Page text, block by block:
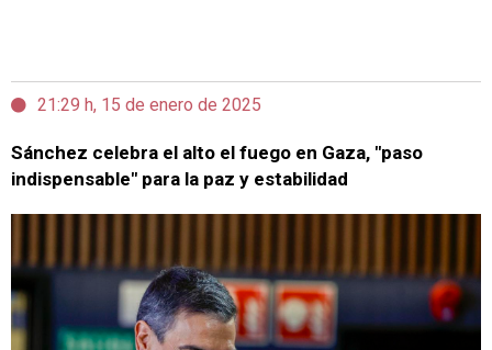
21:29 h, 15 de enero de 2025
Sánchez celebra el alto el fuego en Gaza, "paso
indispensable" para la paz y estabilidad